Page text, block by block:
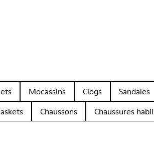
Mocassins Clogs Sandales
Chaussons
Chaussures